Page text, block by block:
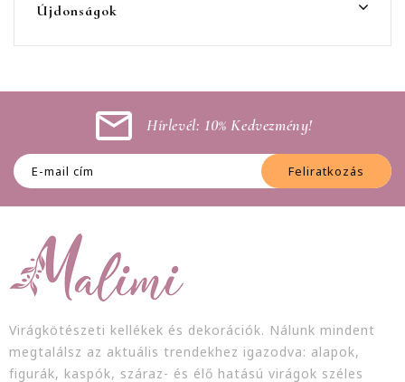
Újdonságok
Hírlevél: 10% Kedvezmény!
Feliratkozás
Virágkötészeti kellékek és dekorációk. Nálunk mindent
megtalálsz az aktuális trendekhez igazodva: alapok,
figurák, kaspók, száraz- és élő hatású virágok széles